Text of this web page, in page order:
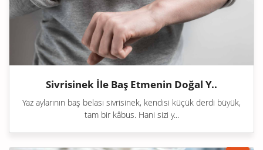
Sivrisinek İle Baş Etmenin Doğal Y..
Yaz aylarının baş belası sivrisinek, kendisi küçük derdi büyük,
tam bir kâbus. Hani sizi y...